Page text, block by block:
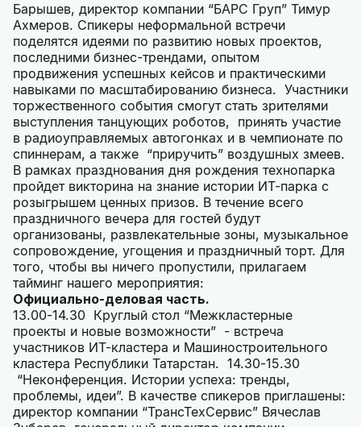
Барышев, директор компании “БАРС Груп” Тимур
Ахмеров. Спикеры неформальной встречи
поделятся идеями по развитию новых проектов,
последними бизнес-трендами, опытом
продвижения успешных кейсов и практическими
навыками по масштабированию бизнеса. Участники
торжественного события смогут стать зрителями
выступления танцующих роботов, принять участие
в радиоуправляемых автогонках и в чемпионате по
спиннерам, а также “приручить” воздушных змеев.
В рамках празднования дня рождения технопарка
пройдет викторина на знание истории ИТ-парка с
розыгрышем ценных призов. В течение всего
праздничного вечера для гостей будут
организованы, развлекательные зоны, музыкальное
сопровождение, угощения и праздничный торт. Для
того, чтобы вы ничего пропустили, прилагаем
тайминг нашего мероприятия:
Официально-деловая часть.
13.00-14.30 Круглый стол “Межкластерные
проекты и новые возможности” - встреча
участников ИТ-кластера и Машиностроительного
кластера Республики Татарстан. 14.30-15.30
“Неконференция. Истории успеха: тренды,
проблемы, идеи”. В качестве спикеров приглашены:
директор компании “ТрансТехСервис” Вячеслав